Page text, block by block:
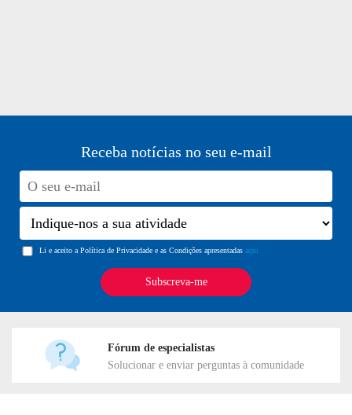
Receba notícias no seu e-mail
Li e aceito a Política de Privacidade e as Condições apresentadas aqui
Fórum de especialistas
Solucionar e enviar perguntas à comunidade